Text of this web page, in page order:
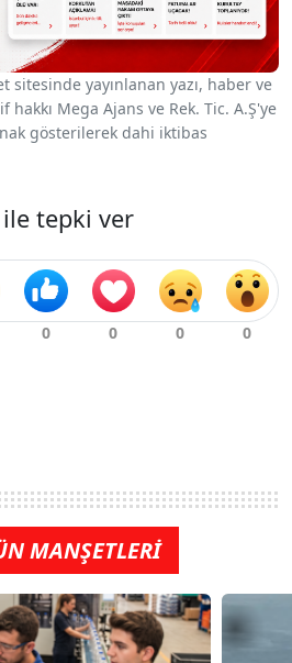
sitesinde yayınlanan yazı, haber ve
Mega Ajans ve Rek. Tic. A.Ş'ye
gösterilerek dahi iktibas
tepki ver
MANŞETLERİ